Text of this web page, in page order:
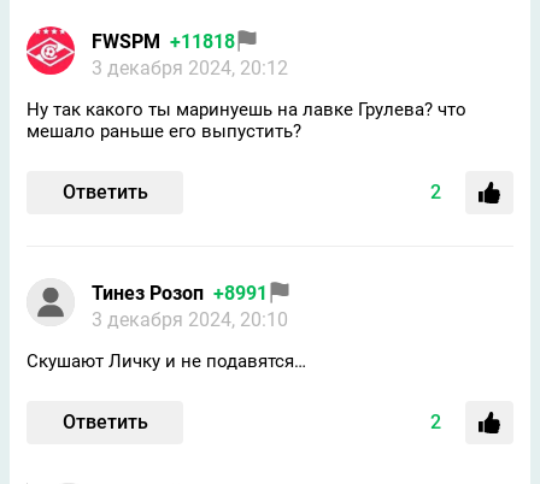
FWSPM +11818
3 декабря 2024, 20:12
Ну так какого ты маринуешь на лавке Грулева? что
мешало раньше его выпустить?
Ответить 2
Тинез Розоп +8991
3 декабря 2024, 20:10
Скушают Личку и не подавятся…
Ответить 2